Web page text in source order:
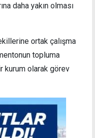
daha yakın olması
ortak çalışma
topluma
kurum olarak görev